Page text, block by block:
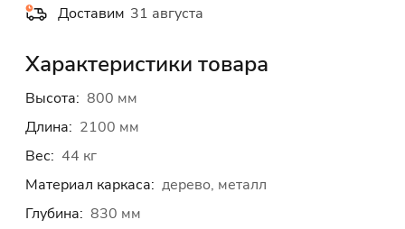
Доставим 31 августа
Характеристики товара
Высота: 800 мм
Длина: 2100 мм
Вес: 44 кг
Материал каркаса: дерево, металл
Глубина: 830 мм